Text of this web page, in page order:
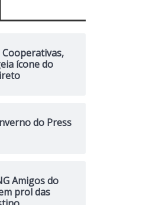
ícone do
do Press
Amigos do
prol das